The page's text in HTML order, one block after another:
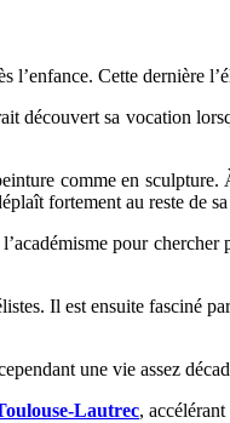
Cette dernière
sa vocation
comme en
fortement au reste de
pour
Il est ensuite fasciné
une vie assez
Lautrec,